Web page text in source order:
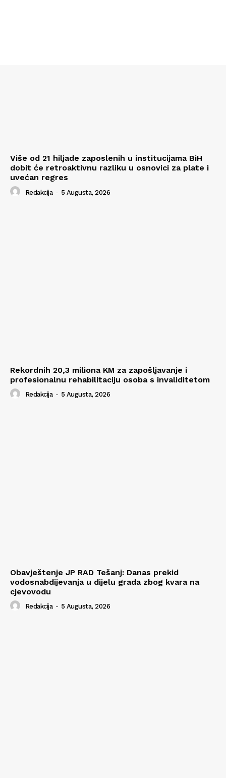
Više od 21 hiljade zaposlenih u institucijama BiH
dobit će retroaktivnu razliku u osnovici za plate i
uvećan regres
Redakcija - 5 Augusta, 2026
Rekordnih 20,3 miliona KM za zapošljavanje i
profesionalnu rehabilitaciju osoba s invaliditetom
Redakcija - 5 Augusta, 2026
Obavještenje JP RAD Tešanj: Danas prekid
vodosnabdijevanja u dijelu grada zbog kvara na
cjevovodu
Redakcija - 5 Augusta, 2026